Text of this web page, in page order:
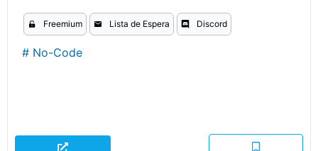
Freemium Lista de Espera Discord
# No-Code